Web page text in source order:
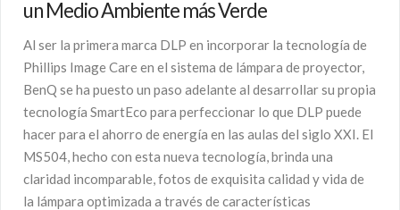
un Medio Ambiente más Verde
Al ser la primera marca DLP en incorporar la tecnología de
Phillips Image Care en el sistema de lámpara de proyector,
BenQ se ha puesto un paso adelante al desarrollar su propia
tecnología SmartEco para perfeccionar lo que DLP puede
hacer para el ahorro de energía en las aulas del siglo XXI. El
MS504, hecho con esta nueva tecnología, brinda una
claridad incomparable, fotos de exquisita calidad y vida de
la lámpara optimizada a través de características